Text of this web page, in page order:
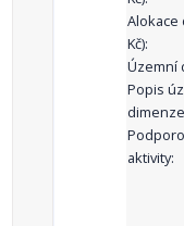
Alokace
Kč):
Územní
Popis
aktivity: